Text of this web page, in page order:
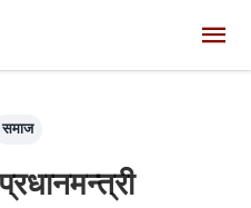
समाज